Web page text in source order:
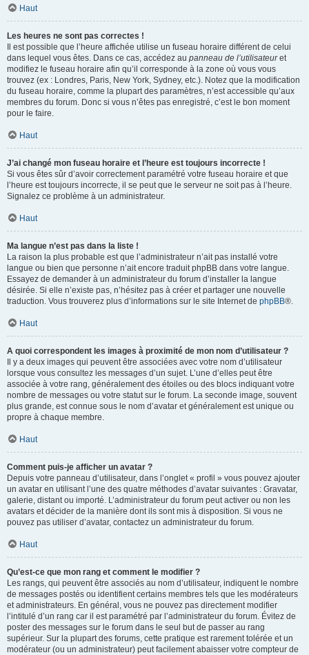
Haut
Les heures ne sont pas correctes !
Il est possible que l’heure affichée utilise un fuseau horaire différent de celui
dans lequel vous êtes. Dans ce cas, accédez au panneau de l’utilisateuret
modifiez le fuseau horaire afin qu’il corresponde à la zone où vous vous
trouvez (ex : Londres, Paris, New York, Sydney, etc.). Notez que la modification
du fuseau horaire, comme la plupart des paramètres, n’est accessible qu’aux
membres du forum. Donc si vous n’êtes pas enregistré, c’est le bon moment
pour le faire.
Haut
J’ai changé mon fuseau horaire et l’heure est toujours incorrecte !
Si vous êtes sûr d’avoir correctement paramétré votre fuseau horaire et que
l’heure est toujours incorrecte, il se peut que le serveur ne soit pas à l’heure.
Signalez ce problème à un administrateur.
Haut
Ma langue n’est pas dans la liste !
La raison la plus probable est que l’administrateur n’ait pas installé votre
langue ou bien que personne n’ait encore traduit phpBB dans votre langue.
Essayez de demander à un administrateur du forum d’installer la langue
désirée. Si elle n’existe pas, n’hésitez pas à créer et partager une nouvelle
traduction. Vous trouverez plus d’informations sur le site Internet de phpBB®.
Haut
A quoi correspondent les images à proximité de mon nom d’utilisateur ?
Il y a deux images qui peuvent être associées avec votre nom d’utilisateur
lorsque vous consultez les messages d’un sujet. L’une d’elles peut être
associée à votre rang, généralement des étoiles ou des blocs indiquant votre
nombre de messages ou votre statut sur le forum. La seconde image, souvent
plus grande, est connue sous le nom d’avatar et généralement est unique ou
propre à chaque membre.
Haut
Comment puis-je afficher un avatar ?
Depuis votre panneau d’utilisateur, dans l’onglet « profil » vous pouvez ajouter
un avatar en utilisant l’une des quatre méthodes d’avatar suivantes : Gravatar,
galerie, distant ou importé. L’administrateur du forum peut activer ou non les
avatars et décider de la manière dont ils sont mis à disposition. Si vous ne
pouvez pas utiliser d’avatar, contactez un administrateur du forum.
Haut
Qu’est-ce que mon rang et comment le modifier ?
Les rangs, qui peuvent être associés au nom d’utilisateur, indiquent le nombre
de messages postés ou identifient certains membres tels que les modérateurs
et administrateurs. En général, vous ne pouvez pas directement modifier
l’intitulé d’un rang car il est paramétré par l’administrateur du forum. Évitez de
poster des messages sur le forum dans le seul but de passer au rang
supérieur. Sur la plupart des forums, cette pratique est rarement tolérée et un
modérateur (ou un administrateur) peut facilement abaisser votre compteur de